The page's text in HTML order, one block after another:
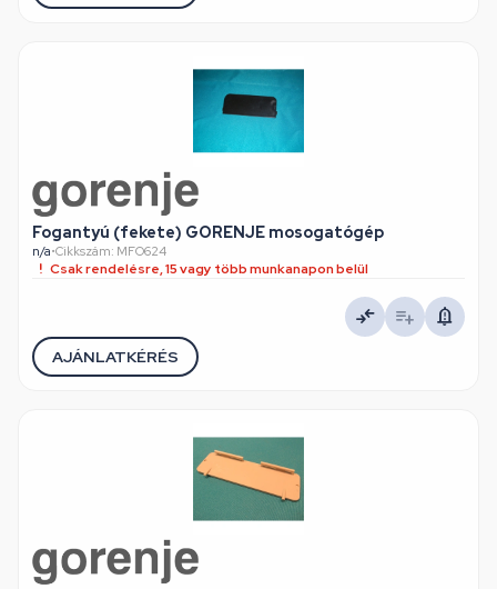
Fogantyú (fekete) GORENJE mosogatógép
n/a•Cikkszám: MFO624
Csak rendelésre, 15 vagy több munkanapon belül
AJÁNLATKÉRÉS